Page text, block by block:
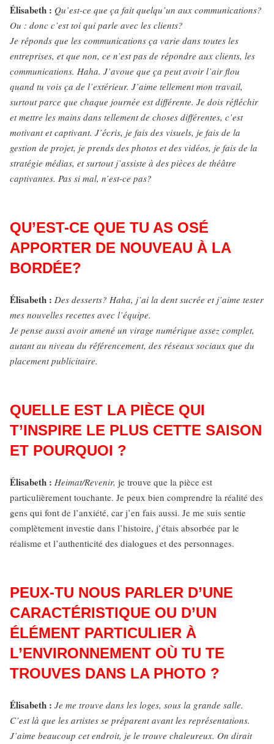
Élisabeth : Qu’est-ce que ça fait quelqu’un aux communications?
Ou : donc c’est toi qui parle avec les clients?
Je réponds que les communications ça varie dans toutes les
entreprises, et que non, ce n’est pas de répondre aux clients, les
communications. Haha. J’avoue que ça peut avoir l’air flou
quand tu vois ça de l’extérieur. J’aime tellement mon travail,
surtout parce que chaque journée est différente. Je dois réfléchir
et mettre les mains dans tellement de choses différentes, c’est
motivant et captivant. J’écris, je fais des visuels, je fais de la
gestion de projet, je prends des photos et des vidéos, je fais de la
stratégie médias, et surtout j’assiste à des pièces de théâtre
captivantes. Pas si mal, n’est-ce pas?
QU’EST-CE QUE TU AS OSÉ
APPORTER DE NOUVEAU À LA
BORDÉE?
Élisabeth : Des desserts? Haha, j’ai la dent sucrée et j’aime tester
mes nouvelles recettes avec l’équipe.
Je pense aussi avoir amené un virage numérique assez complet,
autant au niveau du référencement, des réseaux sociaux que du
placement publicitaire.
QUELLE EST LA PIÈCE QUI
T’INSPIRE LE PLUS CETTE SAISON
ET POURQUOI ?
Élisabeth : Heimat/Revenir, je trouve que la pièce est
particulièrement touchante. Je peux bien comprendre la réalité des
gens qui font de l’anxiété, car j’en fais aussi. Je me suis sentie
complètement investie dans l’histoire, j’étais absorbée par le
réalisme et l’authenticité des dialogues et des personnages.
PEUX-TU NOUS PARLER D’UNE
CARACTÉRISTIQUE OU D’UN
ÉLÉMENT PARTICULIER À
L’ENVIRONNEMENT OÙ TU TE
TROUVES DANS LA PHOTO ?
Élisabeth : Je me trouve dans les loges, sous la grande salle.
C’est là que les artistes se préparent avant les représentations.
J’aime beaucoup cet endroit, je le trouve chaleureux. On dirait